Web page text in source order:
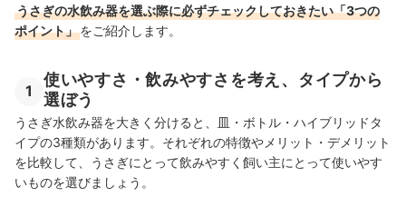
うさぎの水飲み器を選ぶ際に必ずチェックしておきたい「3つの
ポイント」をご紹介します。
1
使いやすさ・飲みやすさを考え、タイプから
選ぼう
うさぎ水飲み器を大きく分けると、皿・ボトル・ハイブリッドタ
イプの3種類があります。それぞれの特徴やメリット・デメリット
を比較して、うさぎにとって飲みやすく飼い主にとって使いやす
いものを選びましょう。